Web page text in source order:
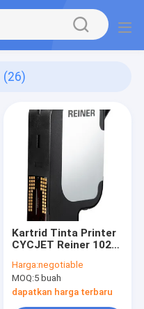
(26)
Kartrid Tinta Printer
CYCJET Reiner 1025
Inkjet Hitam
Harga:negotiable
MOQ:5 buah
dapatkan harga terbaru